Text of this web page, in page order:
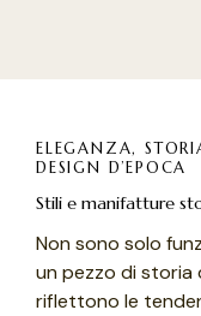
ELEGANZA,
DESIGN D’EPOCA
Stili e manifatture
Non sono solo
un pezzo di storia
riflettono le